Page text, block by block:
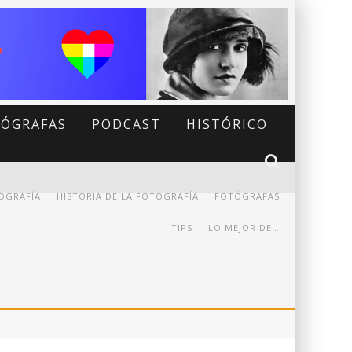
PODCAST HISTÓRICO
FOTÓGRAFAS
HISTORIA DE LA FOTOGRAFÍA
LO MEJOR DE…
TIPS